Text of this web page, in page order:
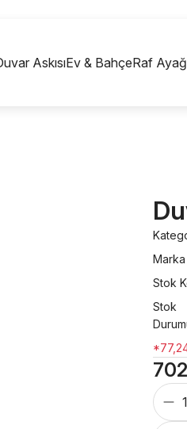
AskısıEv & BahçeRaf
Marka
Stok
Stok